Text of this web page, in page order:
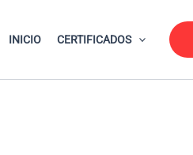
INICIO CERTIFICADOS